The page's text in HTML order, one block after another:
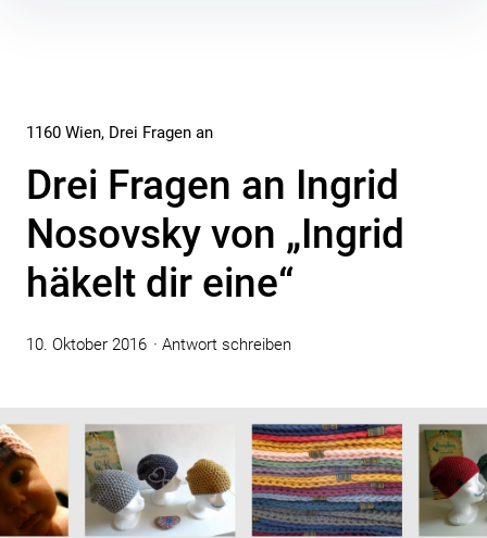
1160 Wien Drei Fragen an
Drei Fragen an Ingrid
Nosovsky von „Ingrid
häkelt dir eine“
10. Oktober 2016 Antwort schreiben